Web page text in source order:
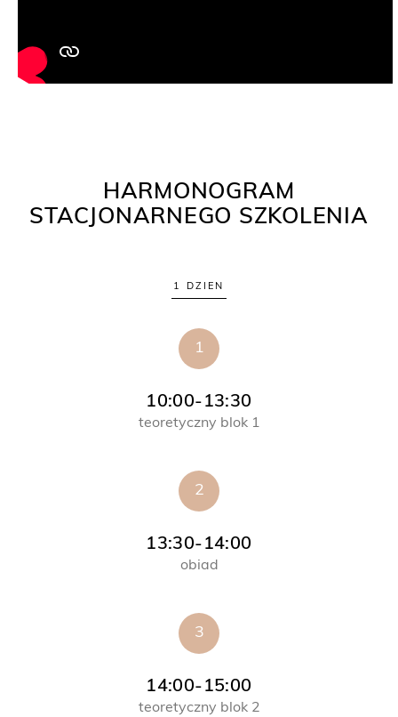
HARMONOGRAM
STACJONARNEGO SZKOLENIA
1 DZIEN
1
10:00-13:30
teoretyczny blok 1
2
13:30-14:00
obiad
3
14:00-15:00
teoretyczny blok 2